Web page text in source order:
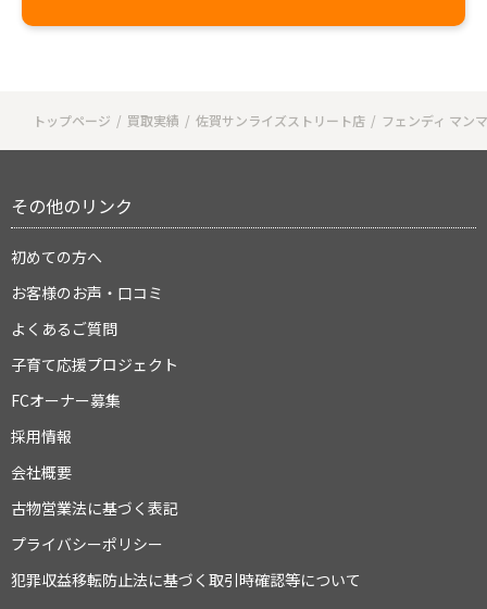
トップページ 買取実績 佐賀サンライズストリート店 フェンディ マン
その他のリンク
初めての方へ
お客様のお声・口コミ
よくあるご質問
子育て応援プロジェクト
FCオーナー募集
採用情報
会社概要
古物営業法に基づく表記
プライバシーポリシー
犯罪収益移転防止法に基づく取引時確認等について